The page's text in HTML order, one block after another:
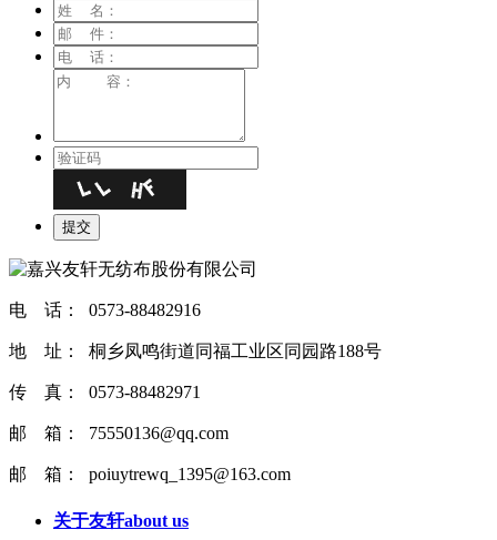
电 话： 0573-88482916
地 址： 桐乡凤鸣街道同福工业区同园路188号
传 真： 0573-88482971
邮 箱： 75550136@qq.com
邮 箱： poiuytrewq_1395@163.com
关于友轩about us